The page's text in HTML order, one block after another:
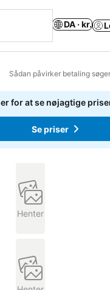
DA · kr.
Sådan påvirker betaling
for at se nøjagtige
Se priser
Henter